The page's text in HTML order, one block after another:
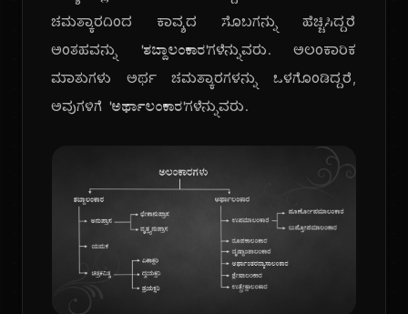
ಚಮತ್ಕಾರದಿಂದ ಕಾವ್ಯದ ಸೊಬಗನ್ನು ಹೆಚ್ಚಿಸಿದ್ದರೆ
ಅಂತಹವನ್ನು 'ಶಬ್ದಾಲಂಕಾರ'ಗಳೆನ್ನುವರು. ಅಲಂಕಾರಿಕ
ಮಾತುಗಳು ಅರ್ಥ ಚಮತ್ಕಾರಗಳನ್ನು ಒಳಗೊಂಡಿದ್ದರೆ,
ಅವುಗಳಿಗೆ 'ಅರ್ಥಾಲಂಕಾರ'ಗಳೆನ್ನುವರು.